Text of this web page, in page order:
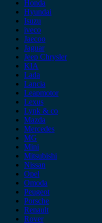
Honda
Hyundai
Isuzu
iveco
Jaecoo
Jaguar
Jeep Chrysler
KIA
Lada
Lancia
Leapmotor
Lexus
Lynk & co
Mazda
Mercedes
MG
Mini
Mitsubishi
Nissan
Opel
Omoda
Peugeot
Porsche
Renault
Rover